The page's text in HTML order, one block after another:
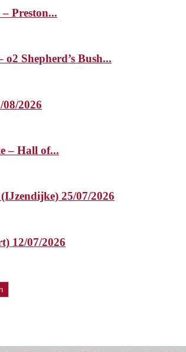
Preston...
Shepherd’s Bush...
2026
– Hall of...
25/07/2026
12/07/2026